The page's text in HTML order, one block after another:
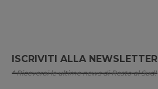
ISCRIVITI ALLA NEWSLETTER
* Riceverai le ultime news di Resto al Sud!